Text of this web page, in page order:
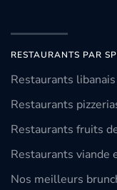
RESTAURANTS PAR
Restaurants libanais
Restaurants
Restaurants fruits
Restaurants viande
Nos meilleurs